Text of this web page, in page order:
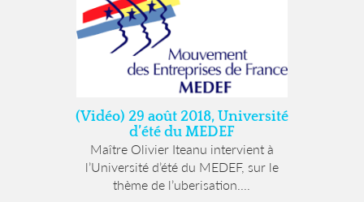
(Vidéo) 29 août 2018, Université
d’été du MEDEF
Maître Olivier Iteanu intervient à
l’Université d’été du MEDEF, sur le
thème de l’uberisation....